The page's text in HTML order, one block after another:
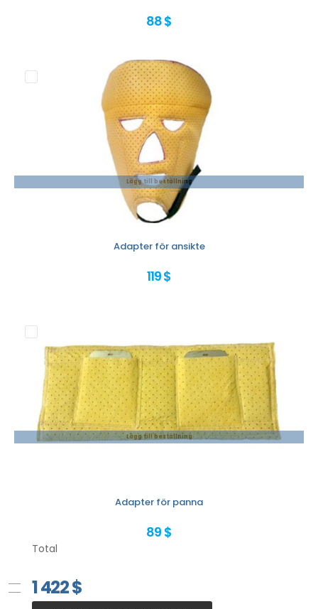
88 $
Lägg till beställning
Adapter för ansikte
119 $
Lägg till beställning
Adapter för panna
89 $
Total
1 422$